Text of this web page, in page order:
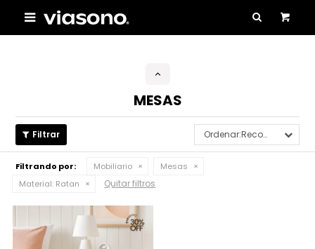

MESAS
Recomendados
Filtrando por: Mobiliario
Mesas
Material: Ratan Quitar filtros